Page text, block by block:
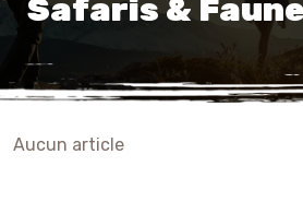
Safaris &
Aucun article